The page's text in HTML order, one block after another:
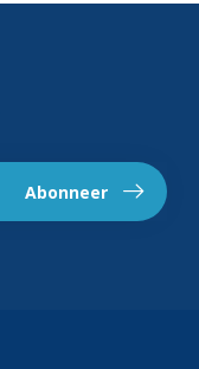
Abonneer